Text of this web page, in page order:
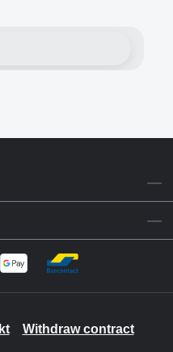
Withdraw contract